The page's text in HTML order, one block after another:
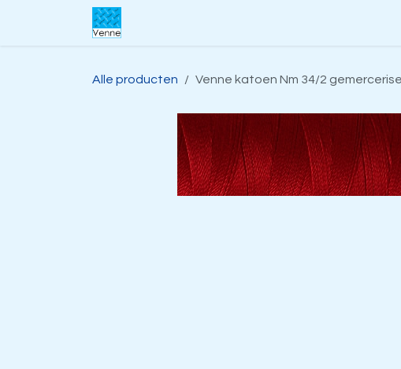
Overslaan naar inhoud
Alle producten Venne katoen Nm 34/2